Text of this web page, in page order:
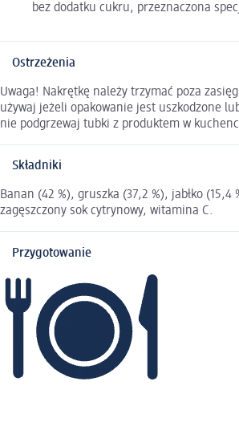
bez dodatku cukru, przeznaczona
Ostrzeżenia
Uwaga! Nakrętkę należy trzymać poza
używaj jeżeli opakowanie jest uszkodzone
nie podgrzewaj tubki z produktem w
Składniki
Banan (42 %), gruszka (37,2 %), jabłko (15,4
zagęszczony sok cytrynowy, witamina C.
Przygotowanie